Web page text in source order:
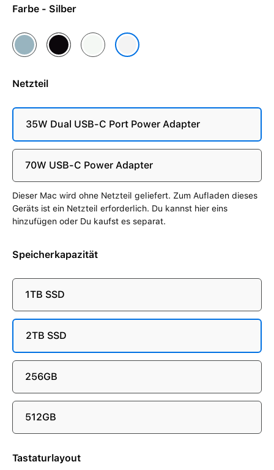
Farbe - Silber
HimmelblauMitternachtPolarsternSilber
Netzteil
35W Dual USB-C Port Power Adapter
70W USB-C Power Adapter
Dieser Mac wird ohne Netzteil geliefert. Zum Aufladen dieses
Geräts ist ein Netzteil erforderlich. Du kannst hier eins
hinzufügen oder Du kaufst es separat.
Speicherkapazität
1TB SSD
2TB SSD
256GB
512GB
Tastaturlayout